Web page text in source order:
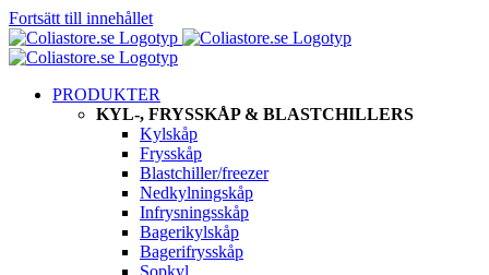
Fortsätt till innehållet
PRODUKTER
KYL-, FRYSSKÅP & BLASTCHILLERS
Kylskåp
Frysskåp
Blastchiller/freezer
Nedkylningskåp
Infrysningsskåp
Bagerikylskåp
Bagerifrysskåp
Sopkyl